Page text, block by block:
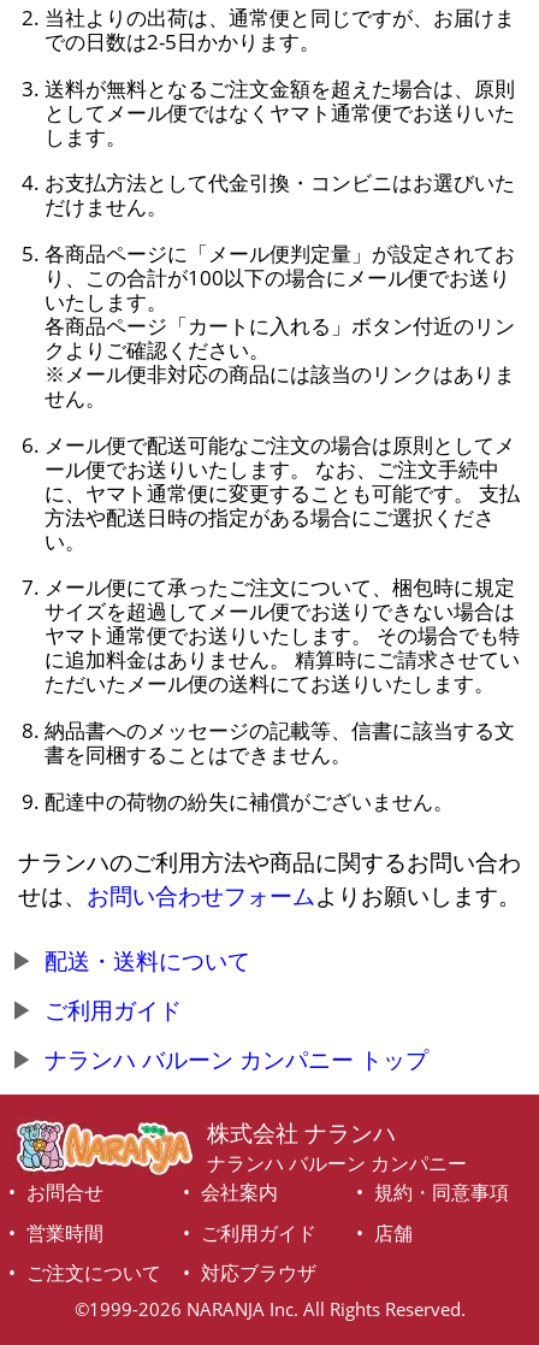
当社よりの出荷は、通常便と同じですが、お届けま
での日数は2-5日かかります。
送料が無料となるご注文金額を超えた場合は、原則
としてメール便ではなくヤマト通常便でお送りいた
します。
お支払方法として代金引換・コンビニはお選びいた
だけません。
各商品ページに「メール便判定量」が設定されてお
り、この合計が100以下の場合にメール便でお送り
いたします。
各商品ページ「カートに入れる」ボタン付近のリン
クよりご確認ください。
※メール便非対応の商品には該当のリンクはありま
せん。
メール便で配送可能なご注文の場合は原則としてメ
ール便でお送りいたします。 なお、ご注文手続中
に、ヤマト通常便に変更することも可能です。 支払
方法や配送日時の指定がある場合にご選択くださ
い。
メール便にて承ったご注文について、梱包時に規定
サイズを超過してメール便でお送りできない場合は
ヤマト通常便でお送りいたします。 その場合でも特
に追加料金はありません。 精算時にご請求させてい
ただいたメール便の送料にてお送りいたします。
納品書へのメッセージの記載等、信書に該当する文
書を同梱することはできません。
配達中の荷物の紛失に補償がございません。
ナランハのご利用方法や商品に関するお問い合わ
せは、 お問い合わせフォームよりお願いします。
配送・送料について
ご利用ガイド
ナランハ バルーン カンパニー トップ
株式会社 ナランハ
ナランハ バルーン カンパニー
お問合せ
会社案内
規約・同意事項
営業時間
ご利用ガイド
店舗
ご注文について
対応ブラウザ
©1999-2026 NARANJA Inc. All Rights Reserved.